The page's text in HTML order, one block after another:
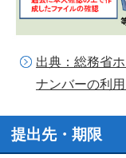
出典：総務省
ナンバーの利用
提出先・期限